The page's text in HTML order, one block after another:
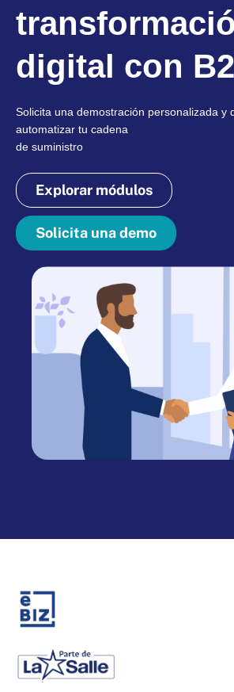
digital con
Solicita una demostración personalizada y
automatizar tu cadena
de suministro
Explorar módulos
Solicita una demo